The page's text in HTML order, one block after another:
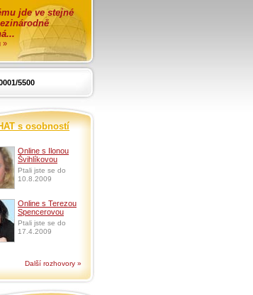
jde ve stejné
»
5500
s osobností
Online s Ilonou
Švihlíkovou
Ptali jste se do
10.8.2009
Online s Terezou
Spencerovou
Ptali jste se do
17.4.2009
Další rozhovory »